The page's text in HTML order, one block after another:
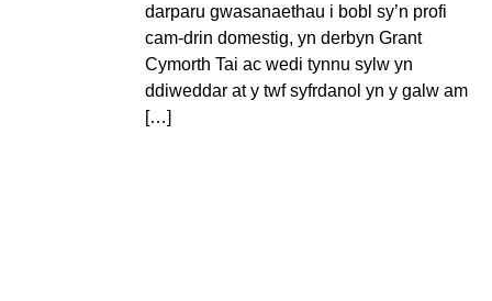
darparu gwasanaethau i bobl sy’n profi
cam-drin domestig, yn derbyn Grant
Cymorth Tai ac wedi tynnu sylw yn
ddiweddar at y twf syfrdanol yn y galw am
[…]